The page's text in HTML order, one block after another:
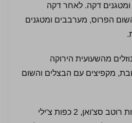
דקה. לאחר דקה
הפרוס, מערבבים ומטגנים
מהשעועית הירוקה
מקפיצים עם הבצלים והשום
מוסיפים 5 כפות רוטב סצ'ואן, 2 כפות צ'ילי